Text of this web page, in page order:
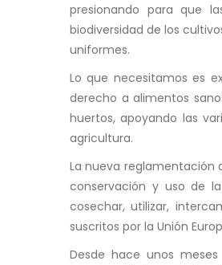
presionando para que
biodiversidad de los
uniformes.
Lo que necesitamos es
derecho a alimentos
huertos, apoyando las
agricultura.
La nueva reglamentación
conservación y uso de
cosechar, utilizar,
suscritos por la Unión
Desde hace unos